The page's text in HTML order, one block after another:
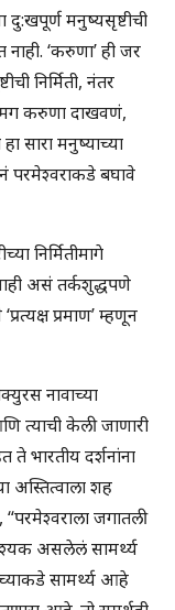
दु:खपूर्ण मनुष्यसृष्टीची
‘करुणा’ ही जर
निर्मिती, नंतर
मग करुणा दाखवणं,
सारा मनुष्याच्या
परमेश्वराकडे बघावे
निर्मितीमागे
असं तर्कशुद्धपणे
प्रमाण’ म्हणून
नावाच्या
त्याची केली जाणारी
भारतीय दर्शनांना
अस्तित्वाला शह
जगातली
असलेलं सामर्थ्य
सामर्थ्य आहे